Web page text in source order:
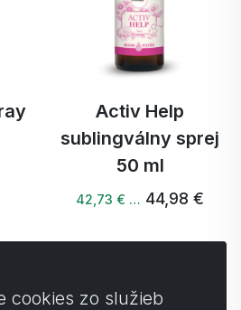
Activ Help
sublingválny sprej
50 ml
42,73 € … 44,98 €
cookies zo služieb